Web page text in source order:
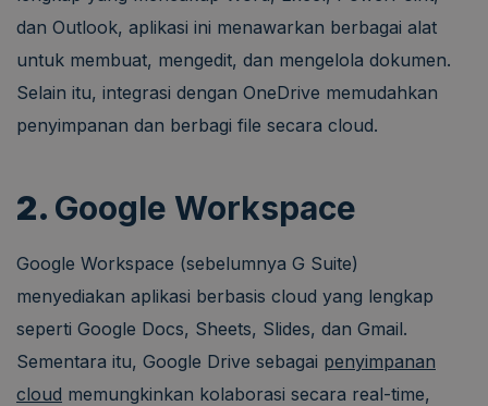
dan Outlook, aplikasi ini menawarkan berbagai alat
untuk membuat, mengedit, dan mengelola dokumen.
Selain itu, integrasi dengan OneDrive memudahkan
penyimpanan dan berbagi file secara cloud.
2. Google Workspace
Google Workspace (sebelumnya G Suite)
menyediakan aplikasi berbasis cloud yang lengkap
seperti Google Docs, Sheets, Slides, dan Gmail.
Sementara itu, Google Drive sebagai penyimpanan
cloud memungkinkan kolaborasi secara real-time,